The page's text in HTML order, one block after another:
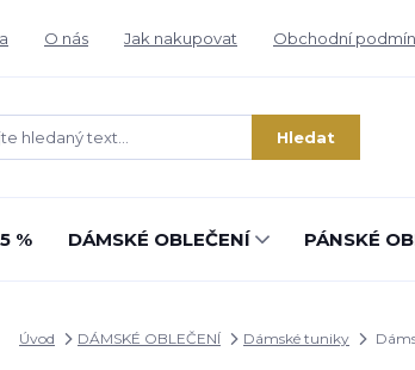
O nás Jak nakupovat Obchodní
Hledat
% DÁMSKÉ OBLEČENÍ PÁNSKÉ
Úvod DÁMSKÉ OBLEČENÍ Dámské tuniky